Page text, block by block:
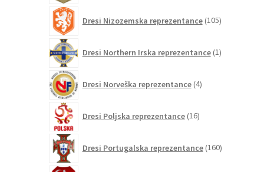
Dresi Nizozemska reprezentance 105izdelkov
Dresi Northern Irska reprezentance 1izdelek
Dresi Norveška reprezentance 4izdelki
Dresi Poljska reprezentance 16izdelkov
Dresi Portugalska reprezentance 160izdelkov